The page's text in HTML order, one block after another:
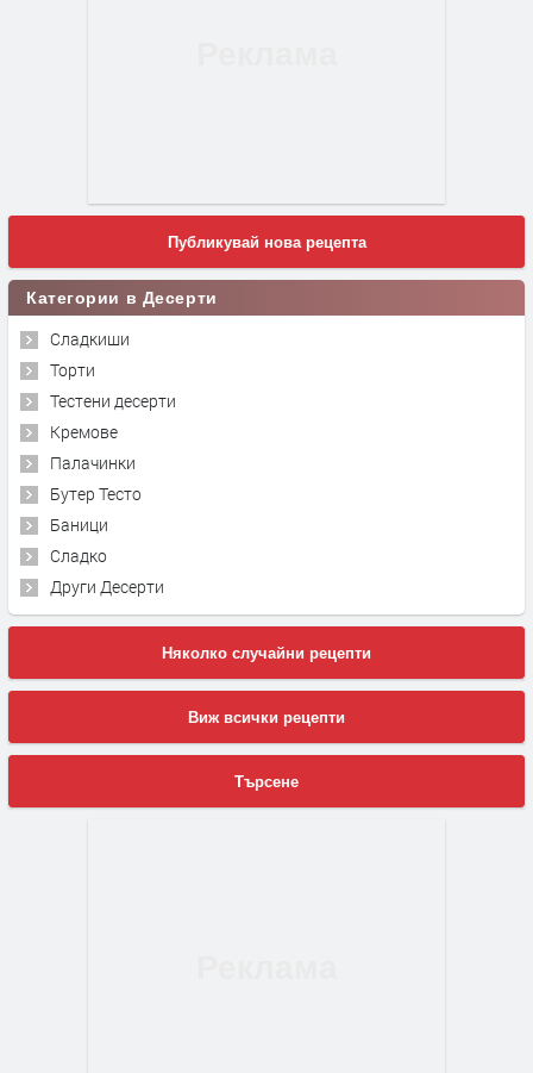
Публикувай нова рецепта
Категории в Десерти
Сладкиши
Торти
Тестени десерти
Кремове
Палачинки
Бутер Тесто
Баници
Сладко
Други Десерти
Няколко случайни рецепти
Виж всички рецепти
Търсене